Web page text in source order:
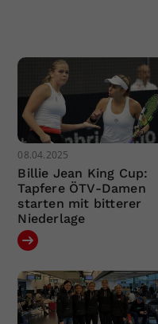
08.04.2025
Billie Jean King Cup:
Tapfere ÖTV-Damen
starten mit bitterer
Niederlage